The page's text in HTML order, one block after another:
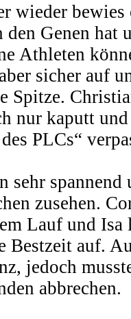
wieder bewies
Genen hat
Athleten
sicher auf
Spitze.
nur kaputt
PLCs“
sehr spannend
zusehen.
Lauf und
Bestzeit auf.
jedoch
abbrechen.